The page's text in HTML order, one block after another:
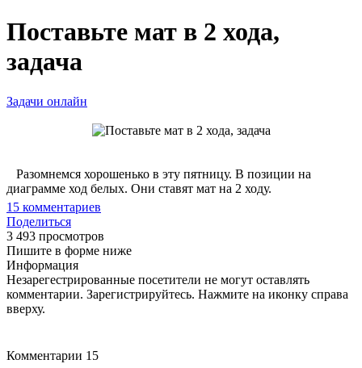
Поставьте мат в 2 хода,
задача
Задачи онлайн
Разомнемся хорошенько в эту пятницу. В позиции на
диаграмме ход белых. Они ставят мат на 2 ходу.
15 комментариев
Поделиться
3 493 просмотров
Пишите в форме ниже
Информация
Незарегестрированные посетители не могут оставлять
комментарии. Зарегистрируйтесь. Нажмите на иконку справа
вверху.
Комментарии 15